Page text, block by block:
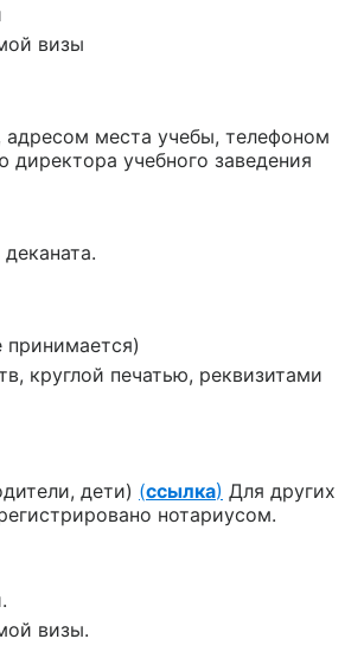
визы
адресом места учебы, телефоном
учебного заведения
принимается)
круглой печатью, реквизитами
дети) (ссылка) Для других
нотариусом.
визы.